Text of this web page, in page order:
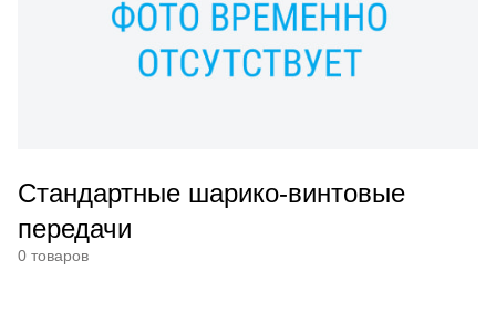
Стандартные шарико-винтовые
передачи
0 товаров